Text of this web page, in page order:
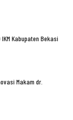
Kabupaten Bekasi
Makam dr.